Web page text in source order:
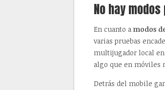
No hay
En cuanto a modos
varias pruebas
multijugador local en
algo que en móviles
Detrás del mobile